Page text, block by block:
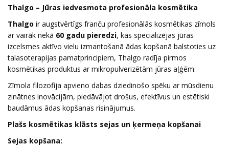
Thalgo – Jūras iedvesmota profesionāla kosmētika
Thalgo ir augstvērtīgs franču profesionālās kosmētikas zīmols
ar vairāk nekā 60 gadu pieredzi, kas specializējas jūras
izcelsmes aktīvo vielu izmantošanā ādas kopšanā balstoties uz
talasoterapijas pamatprincipiem, Thalgo radīja pirmos
kosmētikas produktus ar mikropulverizētām jūras aļģēm.
Zīmola filozofija apvieno dabas dziedinošo spēku ar mūsdienu
zinātnes inovācijām, piedāvājot drošus, efektīvus un estētiski
baudāmus ādas kopšanas risinājumus.
Plašs kosmētikas klāsts sejas un ķermeņa kopšanai
Sejas kopšana: